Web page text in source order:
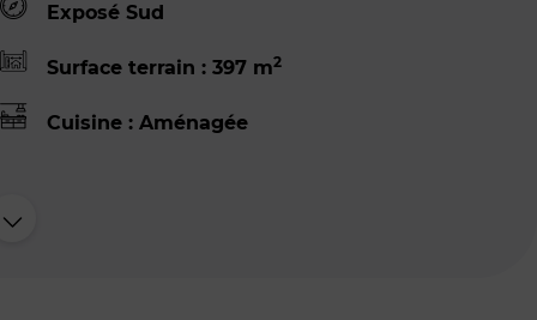
Exposé Sud
Surface terrain : 397 m2
Cuisine : Aménagée